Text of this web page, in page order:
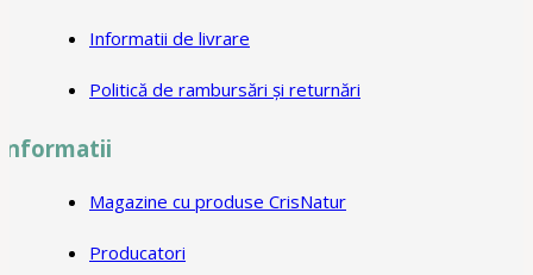
Informatii de livrare
Politică de rambursări și returnări
Magazine cu produse CrisNatur
Producatori